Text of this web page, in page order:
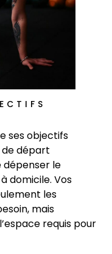
ses objectifs
départ
le
domicile. Vos
les
mais
requis pour